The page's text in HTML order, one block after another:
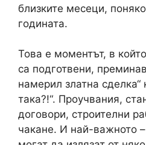
близките месеци,
годината.
Това е моментът, в
са подготвени,
намерил златна сделка“
така?!“. Проучвания,
договори, строителни
чакане. И най-важното